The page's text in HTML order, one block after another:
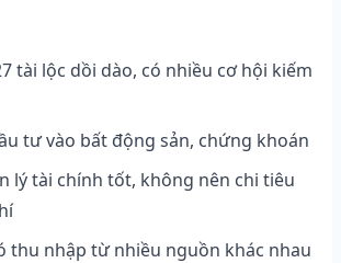
tài lộc dồi dào, có nhiều cơ hội kiếm
tư vào bất động sản, chứng khoán
lý tài chính tốt, không nên chi tiêu
thu nhập từ nhiều nguồn khác nhau